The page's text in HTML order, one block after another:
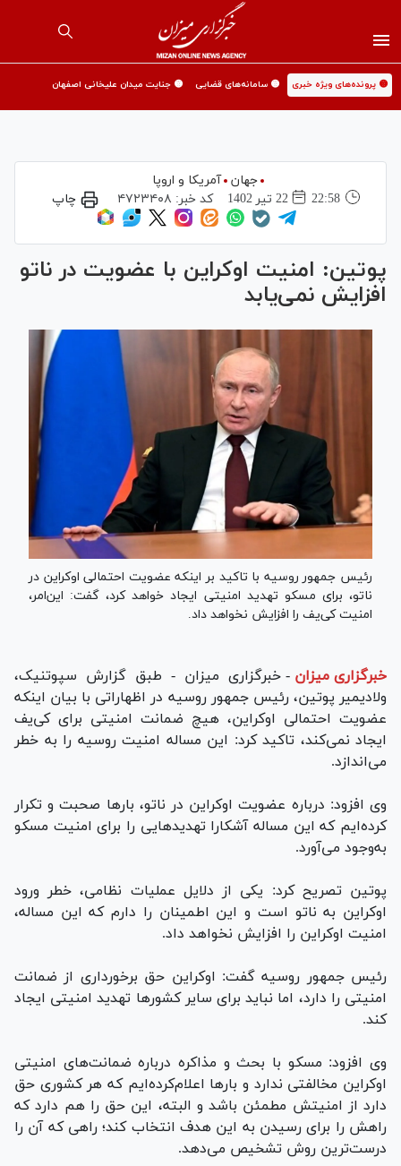
🟡 پرونده‌های ویژه خبری 🟡 سامانه‌های قضایی 🟡 جنایت میدان علیخانی اصفهان
جهان
آمریکا و اروپا
22:58
22 تير 1402 کد خبر: ۴۷۲۳۴۰۸ چاپ
پوتین: امنیت اوکراین با عضویت در ناتو
افزایش نمی‌یابد
رئیس جمهور روسیه با تاکید بر اینکه عضویت احتمالی اوکراین در
ناتو، برای مسکو تهدید امنیتی ایجاد خواهد کرد، گفت: این‌امر،
امنیت کی‌یف را افزایش نخواهد داد.
خبرگزاری میزان - خبرگزاری میزان - طبق گزارش سپوتنیک،
ولادیمیر پوتین، رئیس جمهور روسیه در اظهاراتی با بیان اینکه
عضویت احتمالی اوکراین، هیچ ضمانت امنیتی برای کی‌یف
ایجاد نمی‌کند، تاکید کرد: این مساله امنیت روسیه را به خطر
می‌اندازد.
وی افزود: درباره عضویت اوکراین در ناتو، بار‌ها صحبت و تکرار
کرده‌ایم که این مساله آشکارا تهدید‌هایی را برای امنیت مسکو
به‌وجود می‌آورد.
پوتین تصریح کرد: یکی از دلایل عملیات نظامی، خطر ورود
اوکراین به ناتو است و این اطمینان را دارم که این مساله،
امنیت اوکراین را افزایش نخواهد داد.
رئیس جمهور روسیه گفت: اوکراین حق برخورداری از ضمانت
امنیتی را دارد، اما نباید برای سایر کشور‌ها تهدید امنیتی ایجاد
کند.
وی افزود: مسکو با بحث و مذاکره درباره ضمانت‌های امنیتی
اوکراین مخالفتی ندارد و بار‌ها اعلام‌کرده‌ایم که هر کشوری حق
دارد از امنیتش مطمئن باشد و البته، این حق را هم دارد که
راهش را برای رسیدن به این هدف انتخاب کند؛ راهی که آن را
درست‌ترین روش تشخیص می‌دهد.